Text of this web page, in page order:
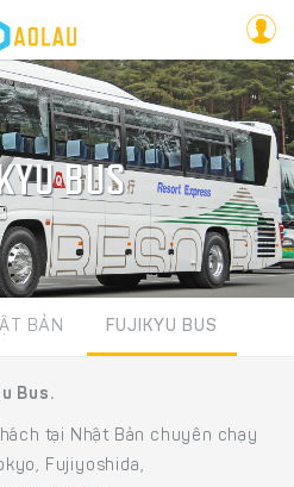
BUS
BẢN FUJIKYU BUS
Bus.
tại Nhật Bản chuyên chạy
Fujiyoshida,